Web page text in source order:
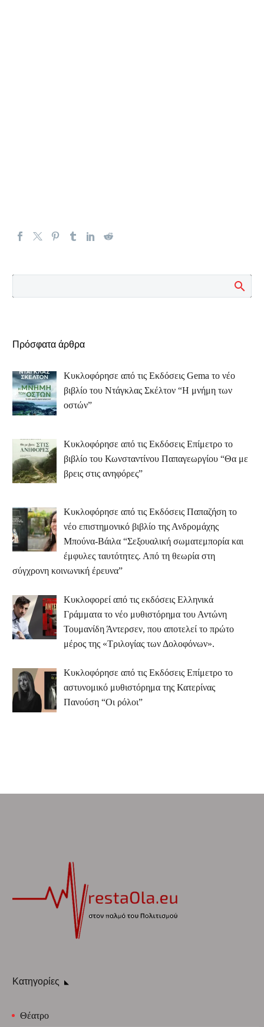
Πρόσφατα άρθρα
Κυκλοφόρησε από τις Εκδόσεις Gema το νέο
βιβλίο του Ντάγκλας Σκέλτον “Η μνήμη των
οστών”
Κυκλοφόρησε από τις Εκδόσεις Επίμετρο το
βιβλίο του Κωνσταντίνου Παπαγεωργίου “Θα με
βρεις στις ανηφόρες”
Κυκλοφόρησε από τις Εκδόσεις Παπαζήση το
νέο επιστημονικό βιβλίο της Ανδρομάχης
Μπούνα-Βάιλα “Σεξουαλική σωματεμπορία και
έμφυλες ταυτότητες. Από τη θεωρία στη
σύγχρονη κοινωνική έρευνα”
Κυκλοφορεί από τις εκδόσεις Ελληνικά
Γράμματα το νέο μυθιστόρημα του Αντώνη
Τουμανίδη Άντερσεν, που αποτελεί το πρώτο
μέρος της «Τριλογίας των Δολοφόνων».
Κυκλοφόρησε από τις Εκδόσεις Επίμετρο το
αστυνομικό μυθιστόρημα της Κατερίνας
Πανούση “Οι ρόλοι”
Κατηγορίες
Θέατρο